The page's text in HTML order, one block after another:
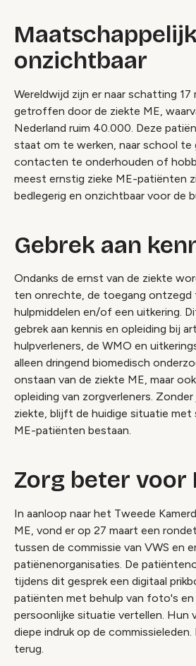
Maatschappelijk
onzichtbaar
Wereldwijd zijn er naar schatting 17
getroffen door de ziekte ME,
Nederland ruim 40.000. Deze
staat om te werken, naar school te
contacten te onderhouden of
meest ernstig zieke ME-patiënten
bedlegerig en onzichtbaar voor de
Gebrek aan
Ondanks de ernst van de ziekte
ten onrechte, de toegang ontzegd
hulpmiddelen en/of een uitkering.
gebrek aan kennis en opleiding bij
hulpverleners, de WMO en
alleen dringend biomedisch
onstaan van de ziekte ME, maar
opleiding van zorgverleners.
ziekte, blijft de huidige situatie met
ME-patiënten bestaan.
Zorg beter voor
In aanloop naar het Tweede
ME, vond er op 27 maart een
tussen de commissie van VWS en
patiënenorganisaties. De
tijdens dit gesprek een digitaal
patiënten met behulp van foto's
persoonlijke situatie vertellen. Hun
diepe indruk op de commissieleden.
terug.